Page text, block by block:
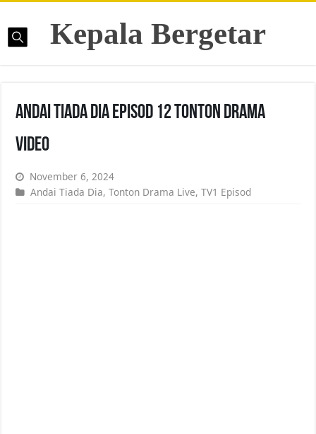
Kepala Bergetar
Andai Tiada Dia Episod 12 Tonton Drama
Video
November 6, 2024
Andai Tiada Dia,Tonton Drama Live,TV1 Episod